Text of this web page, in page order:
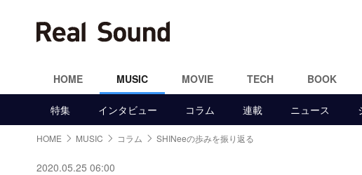
HOME MUSIC MOVIE TECH BOOK
特集 インタビュー コラム 連載 ニュース
HOME MUSIC コラム SHINeeの歩みを振り返る
2020.05.25 06:00